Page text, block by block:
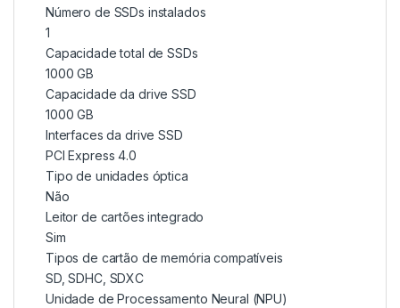
Número de SSDs instalados
1
Capacidade total de SSDs
1000 GB
Capacidade da drive SSD
1000 GB
Interfaces da drive SSD
PCI Express 4.0
Tipo de unidades óptica
Não
Leitor de cartões integrado
Sim
Tipos de cartão de memória compatíveis
SD, SDHC, SDXC
Unidade de Processamento Neural (NPU)